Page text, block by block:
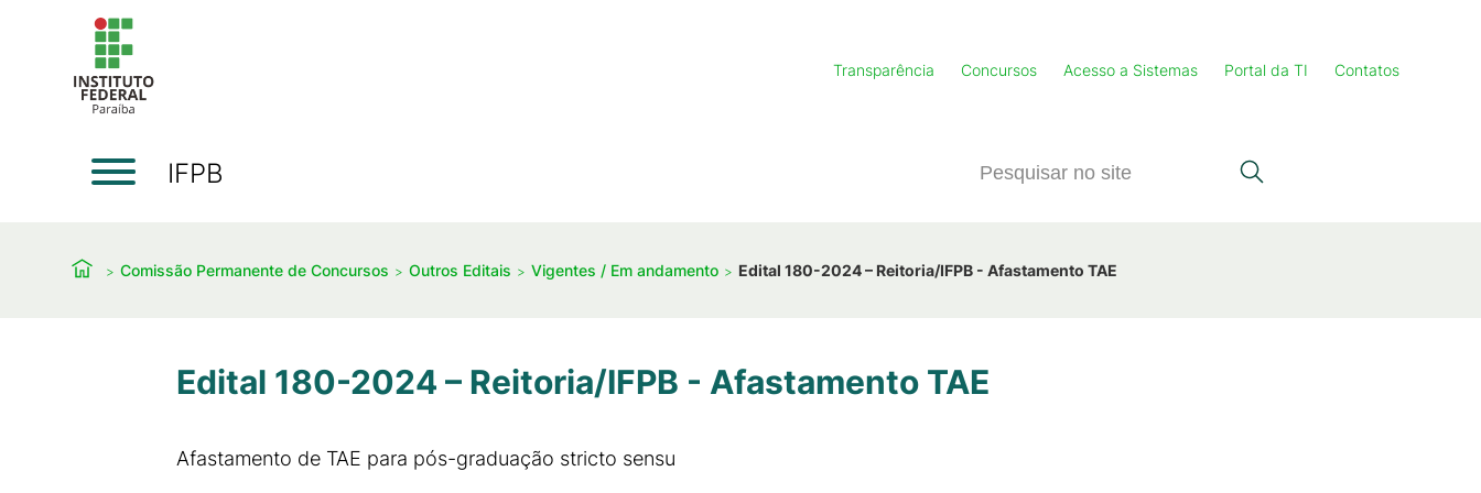
Transparência Concursos Acesso a Sistemas Portal da TI Contatos
IFPB
Comissão Permanente de Concursos Outros Editais Vigentes / Em andamento Edital 180-2024 – Reitoria/IFPB - Afastamento TAE
Edital 180-2024 – Reitoria/IFPB - Afastamento TAE
Afastamento de TAE para pós-graduação stricto sensu